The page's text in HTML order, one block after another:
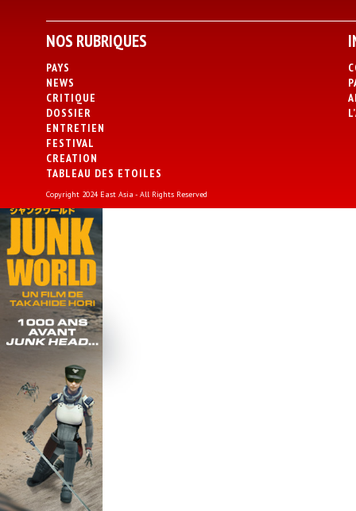
NOS RUBRIQUES
PAYS
NEWS
CRITIQUE
DOSSIER
ENTRETIEN
FESTIVAL
CREATION
TABLEAU DES ETOILES
Copyright 2024 East Asia - All Rights Reserved